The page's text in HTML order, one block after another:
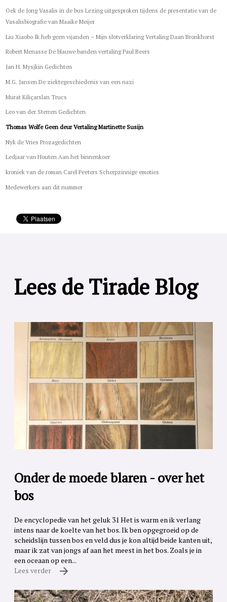
Oek de Jong Vasalis in de bus Lezing uitgesproken tijdens de presentatie van de
Vasalisbiografie van Maaike Meijer
Liu Xiaobo Ik heb geen vijanden – Mijn slotverklaring Vertaling Daan Bronkhorst
Robert Menasse De blauwe banden vertaling Paul Beers
Jan H. Mysjkin Gedichten
M.G. Jansen De ziektegeschiedenis van een nazi
Murat Kiliçarslan Trucs
Leo van der Sterren Gedichten
Thomas Wolfe Geen deur Vertaling Martinette Susijn
Nyk de Vries Prozagedichten
Ledjaar van Houten Aan het binnenkoer
kroniek van de roman Carel Peeters Scherpzinnige emoties
Medewerkers aan dit nummer
Lees de Tirade Blog
Onder de moede blaren - over het
bos
De encyclopedie van het geluk 31 Het is warm en ik verlang
intens naar de koelte van het bos. Ik ben opgegroeid op de
scheidslijn tussen bos en veld dus je kon altijd beide kanten uit,
maar ik zat van jongs af aan het meest in het bos. Zoals je in
een oceaan op een...
Lees verder